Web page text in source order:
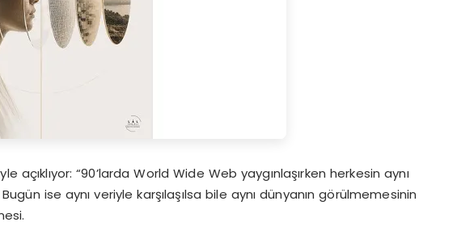
açıklıyor: “90’larda World Wide Web yaygınlaşırken herkesin aynı
ise aynı veriyle karşılaşılsa bile aynı dünyanın görülmemesinin